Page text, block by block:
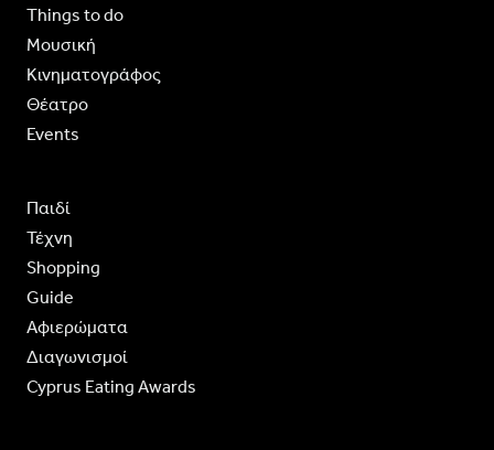
Things to do
Moυσική
Κινηματογράφος
Θέατρο
Events
Παιδί
Τέχνη
Shopping
Guide
Aφιερώματα
Διαγωνισμοί
Cyprus Eating Awards